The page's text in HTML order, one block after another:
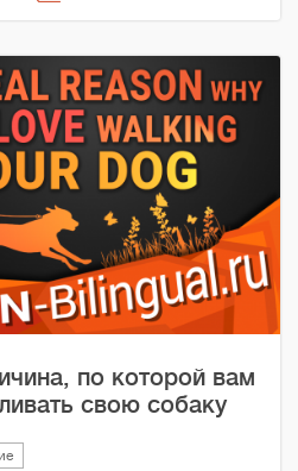
по которой вам
свою собаку